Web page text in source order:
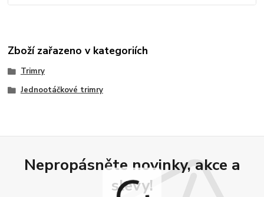
Zboží zařazeno v kategoriích
Trimry
Jednootáčkové trimry
Nepropásněte novinky, akce a
slevy!